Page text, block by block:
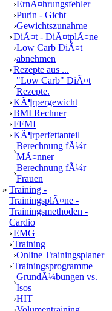
›ErnÃ¤hrungsfehler
›Purin - Gicht
›Gewichtszunahme
›DiÃ¤t - DiÃ¤tplÃ¤ne
›Low Carb DiÃ¤t
›abnehmen
›Rezepte aus ...
›
"Low Carb" DiÃ¤t
Rezepte.
›KÃ¶rpergewicht
›BMI Rechner
›FFMI
›KÃ¶rperfettanteil
›
Berechnung fÃ¼r
MÃ¤nner
›
Berechnung fÃ¼r
Frauen
» Training -
TrainingsplÃ¤ne -
Trainingsmethoden -
Cardio
›EMG
›Training
›Online Trainingsplaner
›Trainingsprogramme
›
GrundÃ¼bungen vs.
Isos
›HIT